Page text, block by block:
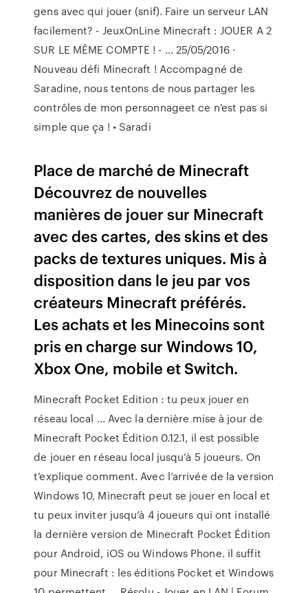
gens avec qui jouer (snif). Faire un serveur LAN
facilement? - JeuxOnLine Minecraft : JOUER A 2
SUR LE MÊME COMPTE ! - … 25/05/2016 ·
Nouveau défi Minecraft ! Accompagné de
Saradine, nous tentons de nous partager les
contrôles de mon personnageet ce n'est pas si
simple que ça ! • Saradi
Place de marché de Minecraft
Découvrez de nouvelles
manières de jouer sur Minecraft
avec des cartes, des skins et des
packs de textures uniques. Mis à
disposition dans le jeu par vos
créateurs Minecraft préférés.
Les achats et les Minecoins sont
pris en charge sur Windows 10,
Xbox One, mobile et Switch.
Minecraft Pocket Edition : tu peux jouer en
réseau local ... Avec la dernière mise à jour de
Minecraft Pocket Édition 0.12.1, il est possible
de jouer en réseau local jusqu’à 5 joueurs. On
t’explique comment. Avec l’arrivée de la version
Windows 10, Minecraft peut se jouer en local et
tu peux inviter jusqu’à 4 joueurs qui ont installé
la dernière version de Minecraft Pocket Édition
pour Android, iOS ou Windows Phone. il suffit
pour Minecraft : les éditions Pocket et Windows